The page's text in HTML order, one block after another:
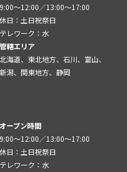
9:00～12:00／13:00～17:00
休日：土日祝祭日
テレワーク：水
管轄エリア
北海道、東北地方、石川、富山、
新潟、関東地方、静岡
オープン時間
9:00～12:00／13:00～17:00
休日：土日祝祭日
テレワーク：水